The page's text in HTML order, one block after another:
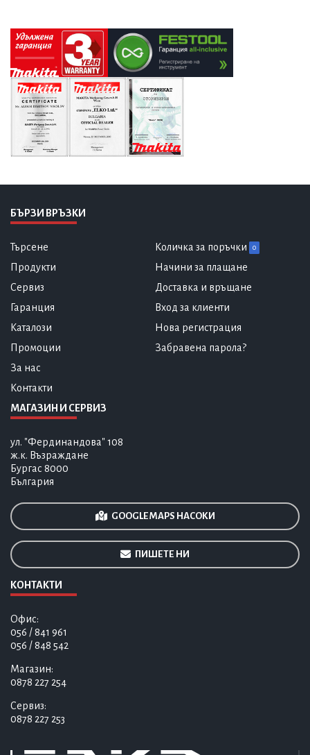
БЪРЗИ ВРЪЗКИ
Търсене
Продукти
Сервиз
Гаранция
Каталози
Промоции
За нас
Контакти
Количка за поръчки 0
Начини за плащане
Доставка и връщане
Вход за клиенти
Нова регистрация
Забравена парола?
МАГАЗИН И СЕРВИЗ
ул. "Фердинандова" 108
ж.к. Възраждане
Бургас 8000
България
GOOGLE MAPS НАСОКИ
ПИШЕТЕ НИ
КОНТАКТИ
Офис:
056 / 841 961
056 / 848 542
Магазин:
0878 227 254
Сервиз:
0878 227 253